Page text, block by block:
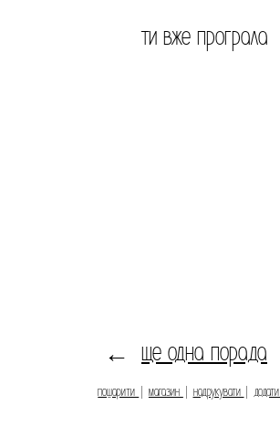
ти вже програла
← ще одна порада
пошарити магазин надрукувати додати